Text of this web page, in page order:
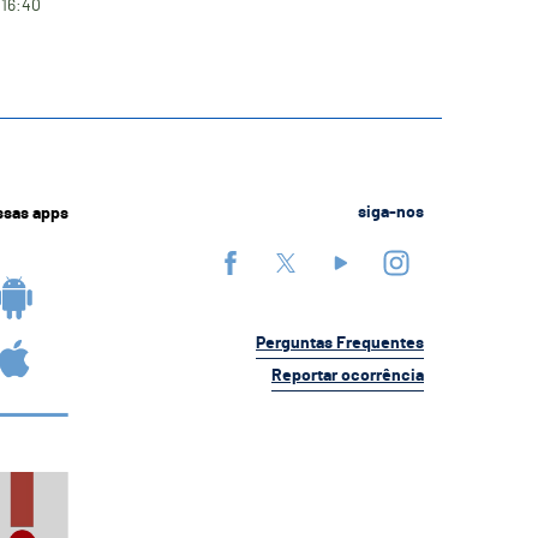
apps siga-nos
Perguntas Frequentes
Reportar ocorrência